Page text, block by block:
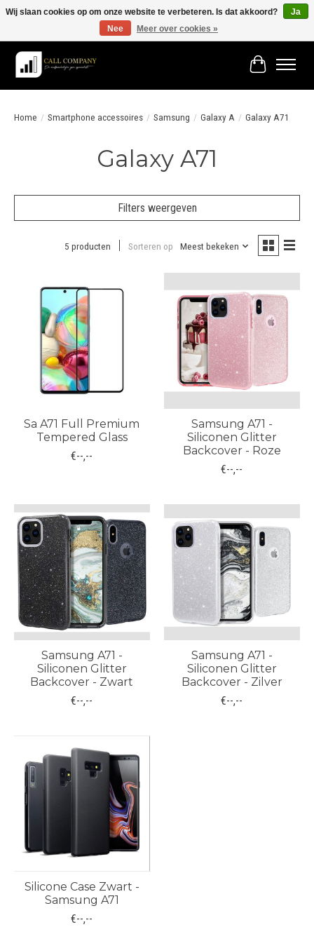
Vóór 19:00 besteld morgen in huis!
Winkelwagen
Home / Smartphone accessoires / Samsung / Galaxy A / Galaxy A71
Galaxy A71
Filters weergeven
5 producten Sorteren op Meest bekeken
Sa A71 Full Premium
Tempered Glass
€--,--
Samsung A71 -
Siliconen Glitter
Backcover - Roze
€--,--
Samsung A71 -
Siliconen Glitter
Backcover - Zwart
€--,--
Samsung A71 -
Siliconen Glitter
Backcover - Zilver
€--,--
Silicone Case Zwart -
Samsung A71
€--,--
Wij slaan cookies op om onze website te verbeteren. Is dat akkoord?
Ja
Nee
Meer over cookies »